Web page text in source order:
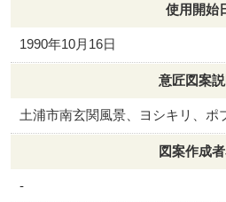
使用開始
1990年10月16日
意匠図案
土浦市南玄関風景、ヨシキリ、ポ
図案作成
-